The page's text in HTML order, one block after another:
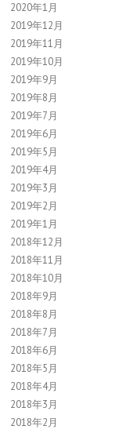
2020年1月
2019年12月
2019年11月
2019年10月
2019年9月
2019年8月
2019年7月
2019年6月
2019年5月
2019年4月
2019年3月
2019年2月
2019年1月
2018年12月
2018年11月
2018年10月
2018年9月
2018年8月
2018年7月
2018年6月
2018年5月
2018年4月
2018年3月
2018年2月